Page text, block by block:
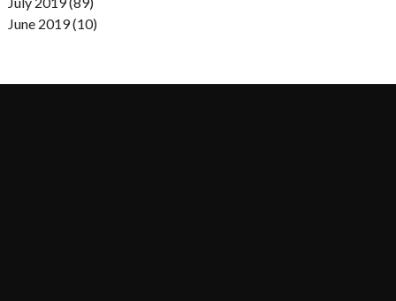
June 2019 (10)